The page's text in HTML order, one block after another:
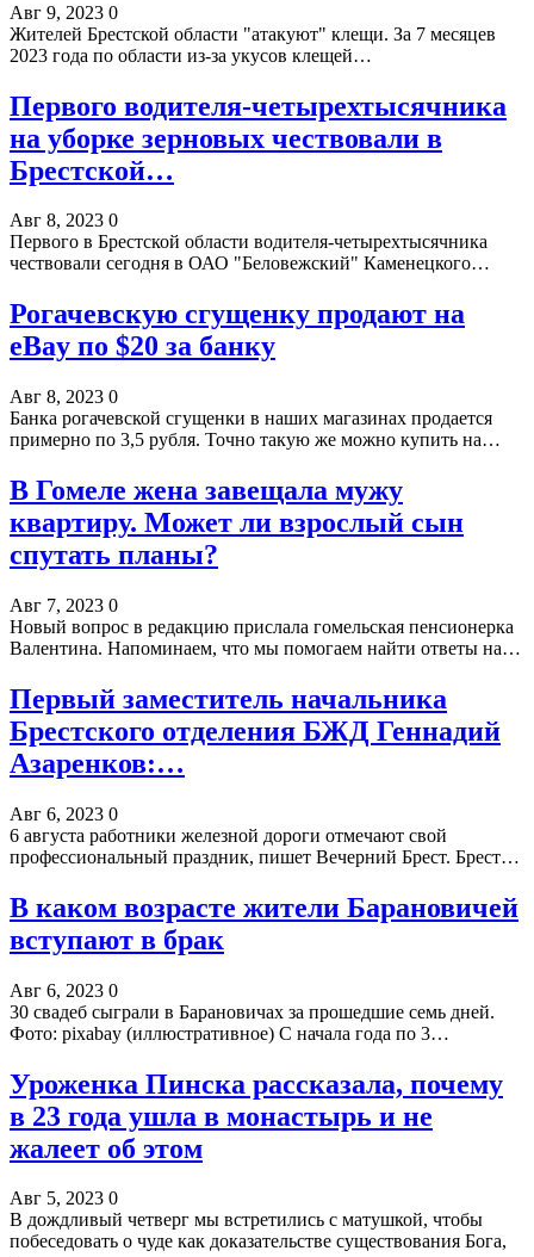
Авг 9, 2023 0
Жителей Брестской области "атакуют" клещи. За 7 месяцев
2023 года по области из-за укусов клещей…
Первого водителя-четырехтысячника
на уборке зерновых чествовали в
Брестской…
Авг 8, 2023 0
Первого в Брестской области водителя-четырехтысячника
чествовали сегодня в ОАО "Беловежский" Каменецкого…
Рогачевскую сгущенку продают на
eBay по $20 за банку
Авг 8, 2023 0
Банка рогачевской сгущенки в наших магазинах продается
примерно по 3,5 рубля. Точно такую же можно купить на…
В Гомеле жена завещала мужу
квартиру. Может ли взрослый сын
спутать планы?
Авг 7, 2023 0
Новый вопрос в редакцию прислала гомельская пенсионерка
Валентина. Напоминаем, что мы помогаем найти ответы на…
Первый заместитель начальника
Брестского отделения БЖД Геннадий
Азаренков:…
Авг 6, 2023 0
6 августа работники железной дороги отмечают свой
профессиональный праздник, пишет Вечерний Брест. Брест…
В каком возрасте жители Барановичей
вступают в брак
Авг 6, 2023 0
30 свадеб сыграли в Барановичах за прошедшие семь дней.
Фото: pixabay (иллюстративное) С начала года по 3…
Уроженка Пинска рассказала, почему
в 23 года ушла в монастырь и не
жалеет об этом
Авг 5, 2023 0
В дождливый четверг мы встретились с матушкой, чтобы
побеседовать о чуде как доказательстве существования Бога,